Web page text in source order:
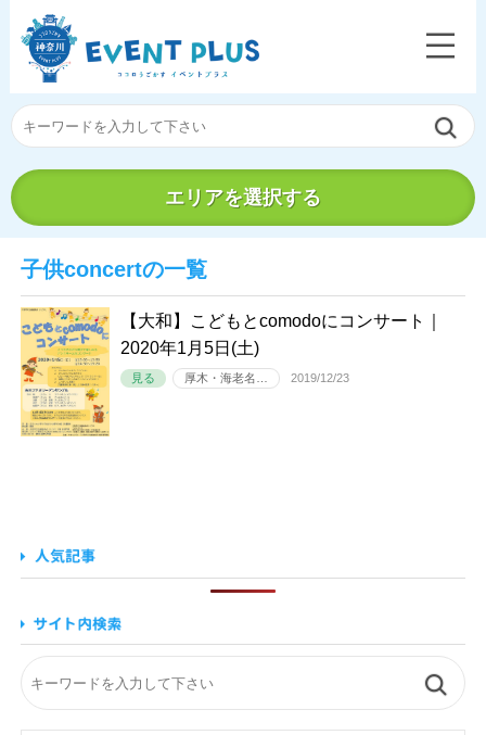
エリアを選択する
子供concertの一覧
【大和】こどもとcomodoにコンサート｜
2020年1月5日(土)
見る 厚木・海老名… 2019/12/23